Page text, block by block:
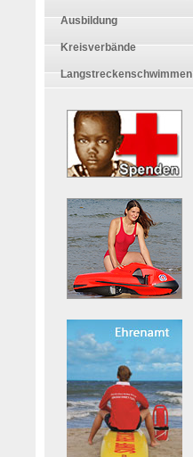
Ausbildung
Kreisverbände
Langstreckenschwimmen